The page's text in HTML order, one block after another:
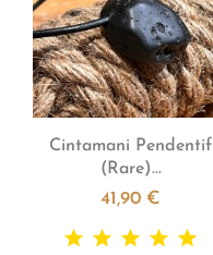
Aperçu rapide
Cintamani Pendentif
(Rare)...
41,90 €